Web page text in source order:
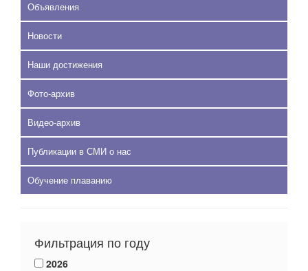
Объявления
Новости
Наши достижения
Фото-архив
Видео-архив
Публикации в СМИ о нас
Обучение плаванию
Фильтрация по году
2026